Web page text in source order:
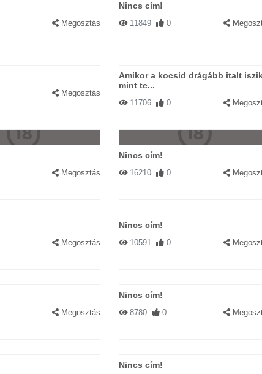
Megosztás
Nincs cím!
11849 0
Megosztás
Amikor a kocsid drágább italt
mint te...
11706 0
Megosztás
Nincs cím!
16210 0
Megosztás
Nincs cím!
10591 0
Megosztás
Nincs cím!
8780 0
Nincs cím!